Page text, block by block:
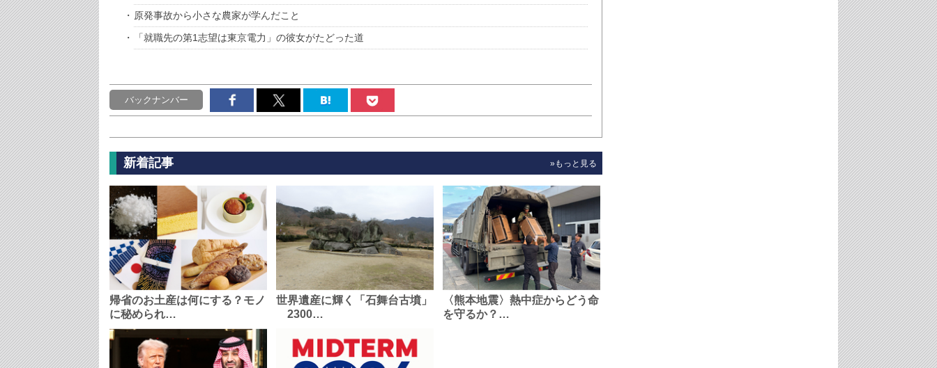
原発事故から小さな農家が学んだこと
「就職先の第1志望は東京電力」の彼女がたどった道
バックナンバー
新着記事 »もっと見る
帰省のお土産は何にする？モノ
に秘められ…
世界遺産に輝く「石舞台古墳」
2300…
〈熊本地震〉熱中症からどう命
を守るか？…